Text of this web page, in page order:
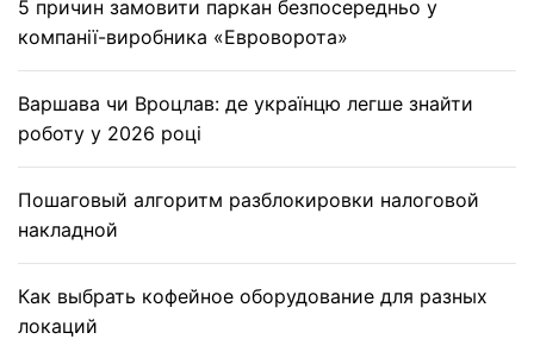
5 причин замовити паркан безпосередньо у
компанії-виробника «Евроворота»
Варшава чи Вроцлав: де українцю легше знайти
роботу у 2026 році
Пошаговый алгоритм разблокировки налоговой
накладной
Как выбрать кофейное оборудование для разных
локаций